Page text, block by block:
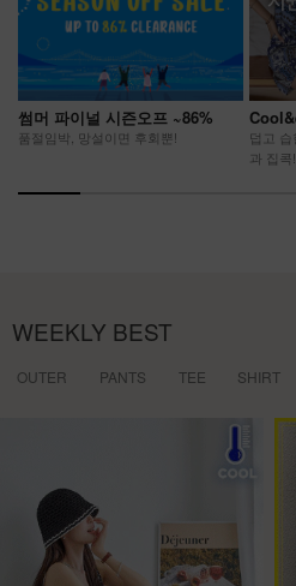
썸머 파이널 시즌오프 ~86%
품절임박, 망설이면 후회뿐!
덥고
과 집콕!
WEEKLY BEST
OUTER PANTS TEE SHIRT